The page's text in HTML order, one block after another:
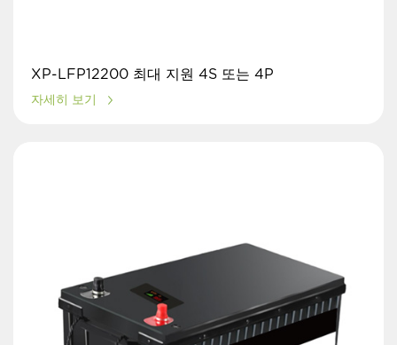
XP-LFP12200 최대 지원 4S 또는 4P
자세히 보기